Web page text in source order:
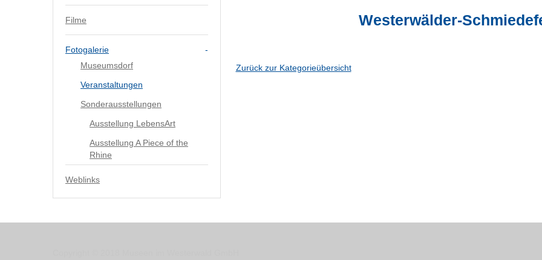
Westerwälder-
Zurück zur Kategorieübersicht
Filme
Fotogalerie
Museumsdorf
Veranstaltungen
Sonderausstellungen
Ausstellung LebensArt
Ausstellung A Piece of the
Rhine
Weblinks